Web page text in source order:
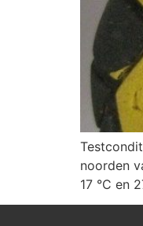
noorden
17 °C en